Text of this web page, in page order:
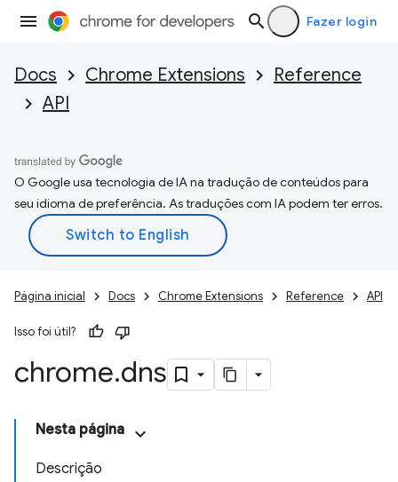
Fazer login
Docs Chrome Extensions
Reference
API
O Google usa tecnologia de IA na tradução de conteúdos para
seu idioma de preferência. As traduções com IA podem ter erros.
Página inicial Docs Chrome Extensions Reference API
Isso foi útil?
chrome.dns
Nesta página
Descrição